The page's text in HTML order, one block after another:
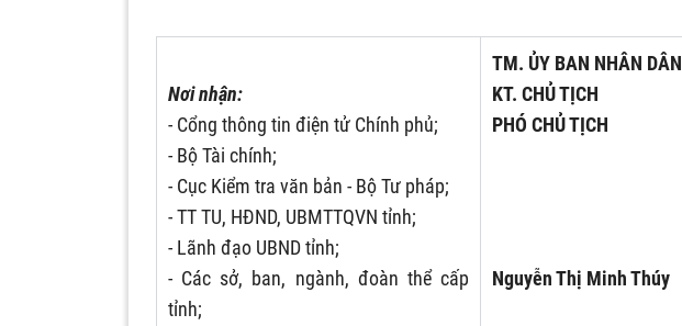
Nơi nhận:
- Cổng thông tin điện tử Chính phủ;
- Bộ Tài chính;
- Cục Kiểm tra văn bản - Bộ Tư pháp;
- TT TU, HĐND, UBMTTQVN tỉnh;
- Lãnh đạo UBND tỉnh;
- Các sở, ban, ngành, đoàn thể cấp
tỉnh;
TM. ỦY BAN NHÂN DÂN
KT. CHỦ TỊCH
PHÓ CHỦ TỊCH
Nguyễn Thị Minh Thúy